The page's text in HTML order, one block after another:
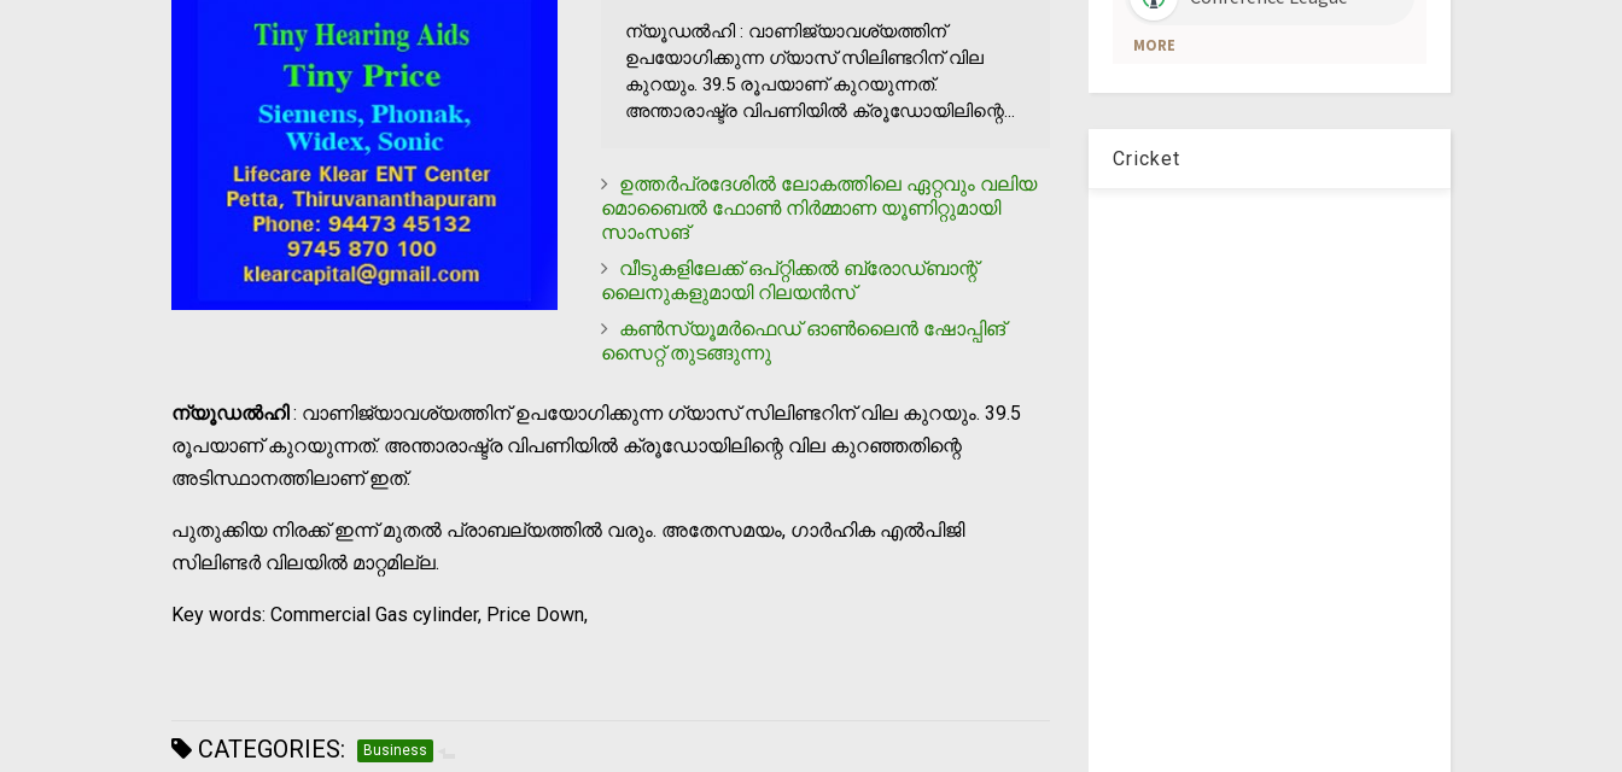
ന്യൂഡല്‍ഹി : വാണിജ്യാവശ്യത്തിന്
ഉപയോഗിക്കുന്ന ഗ്യാസ് സിലിണ്ടറിന് വില
കുറയും. 39.5 രൂപയാണ് കുറയുന്നത്.
അന്താരാഷ്ട്ര വിപണിയില്‍ ക്രൂഡോയിലിന്റെ...
ഉത്തര്‍പ്രദേശില്‍ ലോകത്തിലെ ഏറ്റവും വലിയ
മൊബൈല്‍ ഫോണ്‍ നിര്‍മ്മാണ യൂണിറ്റുമായി
സാംസങ്
വീടുകളിലേക്ക് ഒപ്റ്റിക്കല്‍ ബ്രോഡ്ബാന്റ്
ലൈനുകളുമായി റിലയന്‍സ്
കണ്‍സ്യൂമര്‍ഫെഡ് ഓണ്‍ലൈന്‍ ഷോപ്പിങ്
സൈറ്റ് തുടങ്ങുന്നു
ന്യൂഡല്‍ഹി: വാണിജ്യാവശ്യത്തിന് ഉപയോഗിക്കുന്ന ഗ്യാസ് സിലിണ്ടറിന് വില കുറയും. 39.5
രൂപയാണ് കുറയുന്നത്. അന്താരാഷ്ട്ര വിപണിയില്‍ ക്രൂഡോയിലിന്റെ വില കുറഞ്ഞതിന്റെ
അടിസ്ഥാനത്തിലാണ് ഇത്.
പുതുക്കിയ നിരക്ക് ഇന്ന് മുതല്‍ പ്രാബല്യത്തില്‍ വരും. അതേസമയം, ഗാര്‍ഹിക എല്‍പിജി
സിലിണ്ടര്‍ വിലയില്‍ മാറ്റമില്ല.
Key words: Commercial Gas cylinder, Price Down,
CATEGORIES: Business
Cricket